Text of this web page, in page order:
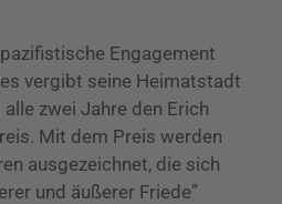
Engagement
vergibt seine Heimatstadt
zwei Jahre den Erich
Mit dem Preis werden
ausgezeichnet, die sich
und äußerer Friede”